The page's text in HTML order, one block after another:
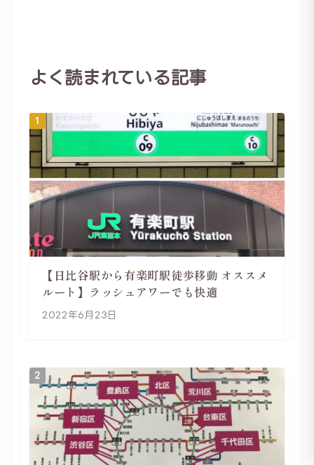
よく読まれている記事
1
【日比谷駅から有楽町駅徒歩移動 オススメ
ルート】ラッシュアワーでも快適
2022年6月23日
2